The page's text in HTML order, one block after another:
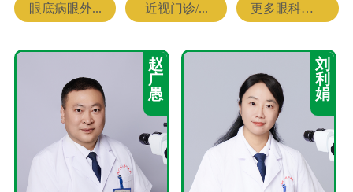
眼底病眼外... 近视门诊/... 更多眼科专家
赵
广
愚
刘
利
娟